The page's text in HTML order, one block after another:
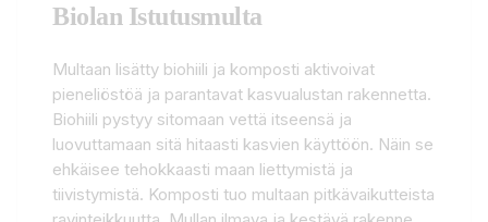
Biolan Istutusmulta
Multaan lisätty biohiili ja komposti aktivoivat
pieneliöstöä ja parantavat kasvualustan rakennetta.
Biohiili pystyy sitomaan vettä itseensä ja
luovuttamaan sitä hitaasti kasvien käyttöön. Näin se
ehkäisee tehokkaasti maan liettymistä ja
tiivistymistä. Komposti tuo multaan pitkävaikutteista